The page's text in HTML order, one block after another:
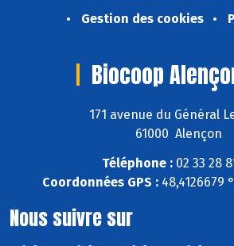
Gestion des cookies
Biocoop
171 avenue du Général
61000 Alençon
Téléphone : 02 33 28
Coordonnées GPS : 48,4126679
Nous suivre sur